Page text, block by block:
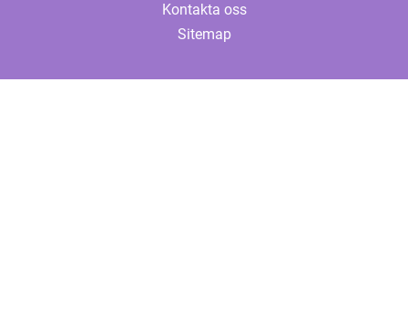
Kontakta oss
Sitemap